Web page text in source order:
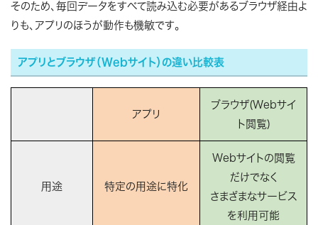
そのため、毎回データをすべて読み込む必要があるブラウザ経由よ
りも、アプリのほうが動作も機敏です。
アプリとブラウザ（Webサイト）の違い比較表
アプリ
ブラウザ(Webサイ
ト閲覧)
用途 特定の用途に特化
Webサイトの閲覧
だけでなく
さまざまなサービス
を利用可能